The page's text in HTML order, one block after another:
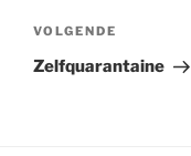
Volgend
bericht
VOLGENDE
Zelfquarantaine